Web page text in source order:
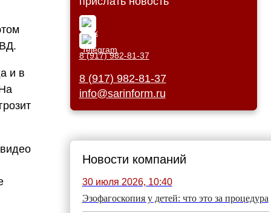
и в
8 (917) 982-81-37
8 (917) 982-81-37
info@sarinform.ru
Новости компаний
30 июля 2026, 10:40
Эзофагоскопия у детей: что это за процедура